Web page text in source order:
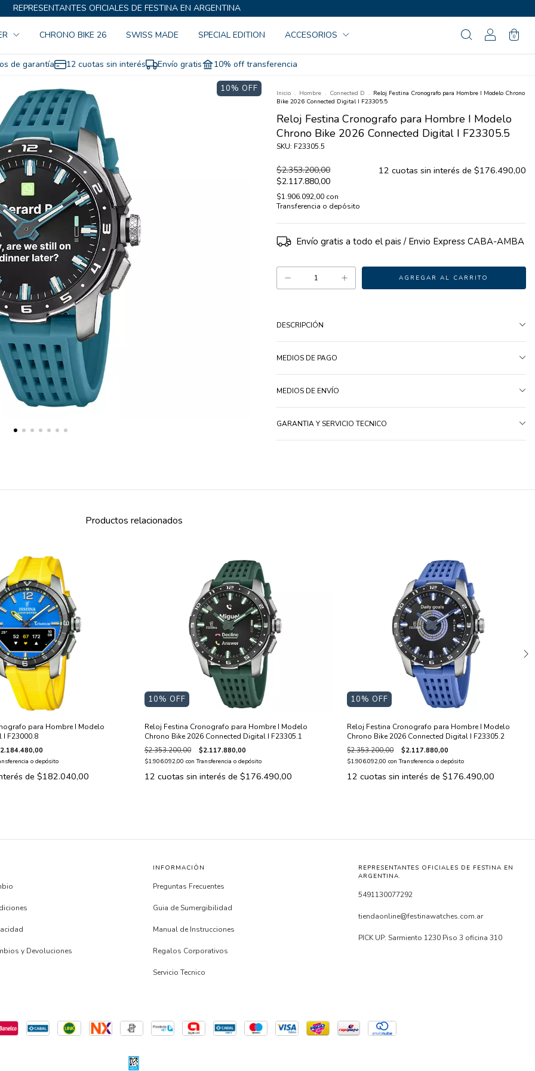
REPRESENTANTES OFICIALES DE FESTINA EN ARGENTINA
CHRONO BIKE 26 SWISS MADE SPECIAL EDITION ACCESORIOS 0
de garantía 12 cuotas sin interés Envío gratis 10% off transferencia
10% OFF Inicio . Hombre . Connected D . Reloj Festina Cronografo para Hombre I Modelo Chrono
Bike 2026 Connected Digital I F23305.5
Reloj Festina Cronografo para Hombre I Modelo
Chrono Bike 2026 Connected Digital I F23305.5
SKU: F23305.5
$2.353.200,00
$2.117.880,00
$1.906.092,00 con
Transferencia o depósito
12 cuotas sin interés de $176.490,00
Envío gratis
DESCRIPCIÓN
MEDIOS DE PAGO
MEDIOS DE ENVÍO
GARANTIA Y SERVICIO TECNICO
Productos relacionados
para Hombre I Modelo
I F23000.8
o depósito
de $182.040,00
10% OFF
Reloj Festina Cronografo para Hombre I Modelo
Chrono Bike 2026 Connected Digital I F23305.1
$2.353.200,00 $2.117.880,00
$1.906.092,00 con Transferencia o depósito
12 cuotas sin interés de $176.490,00
10% OFF
Reloj Festina Cronografo para Hombre I Modelo
Chrono Bike 2026 Connected Digital I F23305.2
$2.353.200,00 $2.117.880,00
$1.906.092,00con Transferencia o depósito
12 cuotas sin interés de$176.490,00
y Devoluciones
INFORMACIÓN
Preguntas Frecuentes
Guia de Sumergibilidad
Manual de Instrucciones
Regalos Corporativos
Servicio Tecnico
REPRESENTANTES OFICIALES DE FESTINA EN
ARGENTINA.
5491130077292
tiendaonline@festinawatches.com.ar
PICK UP: Sarmiento 1230 Piso 3 oficina 310